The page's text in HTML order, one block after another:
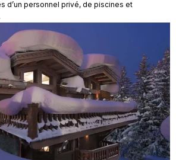
d’un personnel privé, de piscines et